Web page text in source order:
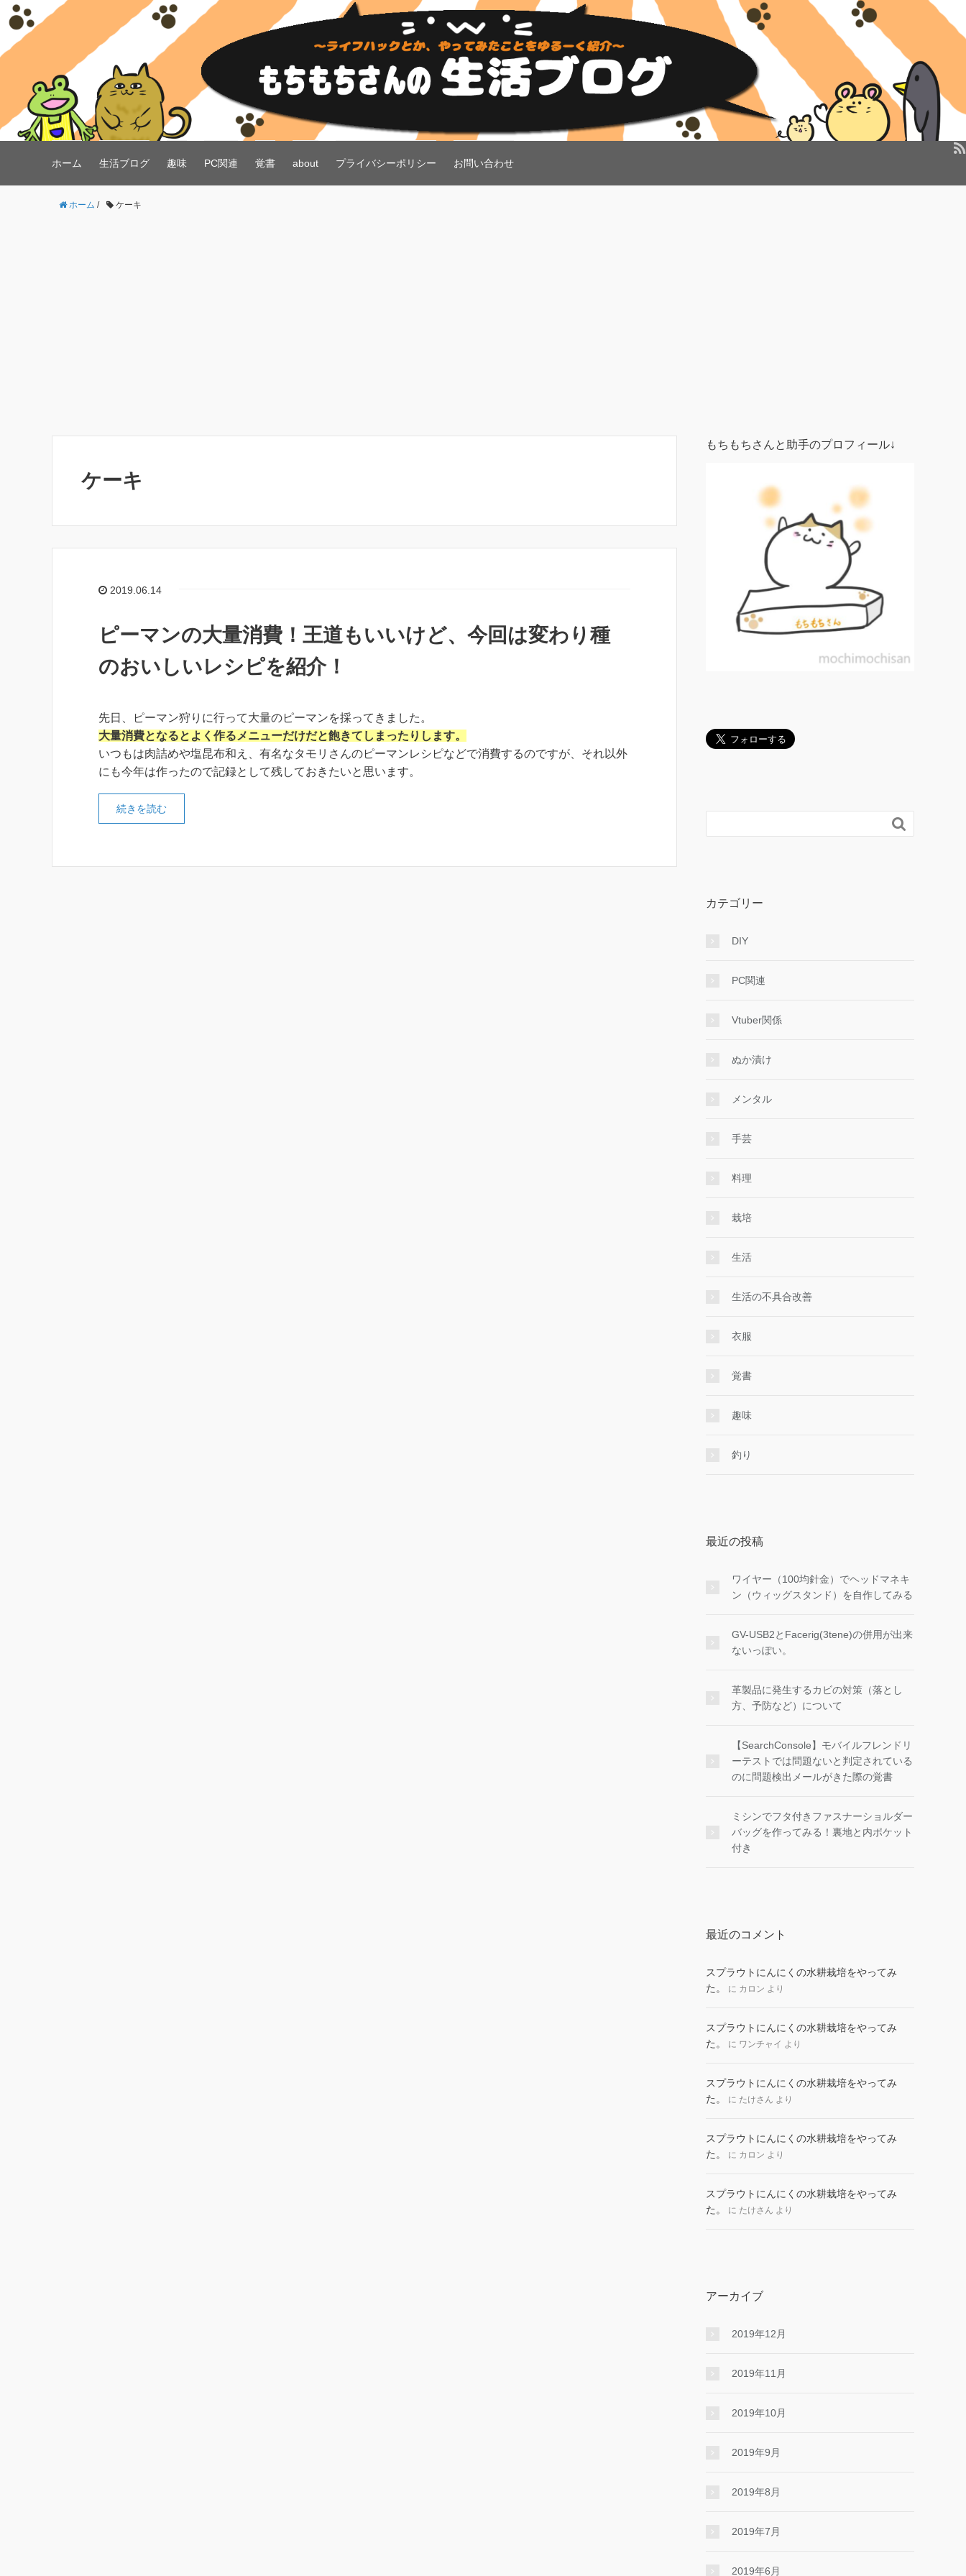
ホーム 生活ブログ 趣味 PC関連 覚書 about プライバシーポリシー お問い合わせ
ホーム / ケーキ
ケーキ
2019.06.14
ピーマンの大量消費！王道もいいけど、今回は変わり種
のおいしいレシピを紹介！
先日、ピーマン狩りに行って大量のピーマンを採ってきました。
大量消費となるとよく作るメニューだけだと飽きて しまったりします。
いつもは肉詰めや塩昆布和え、有名なタモリさんのピーマンレシピなどで消費するのですが、それ以外
にも今年は作ったので記録として残しておきたいと思います。
続きを読む
もちもちさんと助手のプロフィール↓

カテゴリー
DIY
PC関連
Vtuber関係
ぬか漬け
メンタル
手芸
料理
栽培
生活
生活の不具合改善
衣服
覚書
趣味
釣り
最近の投稿
ワイヤー（100均針金）でヘッドマネキ
ン（ウィッグスタンド）を自作してみる
GV-USB2とFacerig(3tene)の併用が出来
ないっぽい。
革製品に発生するカビの対策（落とし
方、予防など）について
【SearchConsole】モバイルフレンドリ
ーテストでは問題ないと判定されている
のに問題検出メールがきた際の覚書
ミシンでフタ付きファスナーショルダー
バッグを作ってみる！裏地と内ポケット
付き
最近のコメント
スプラウトにんにくの水耕栽培をやってみ
た。
に カロン より
スプラウトにんにくの水耕栽培をやってみ
た。
に ワンチャイ より
スプラウトにんにくの水耕栽培をやってみ
た。
に たけさん より
スプラウトにんにくの水耕栽培をやってみ
た。
に カロン より
スプラウトにんにくの水耕栽培をやってみ
た。
に たけさん より
アーカイブ
2019年12月
2019年11月
2019年10月
2019年9月
2019年8月
2019年7月
2019年6月